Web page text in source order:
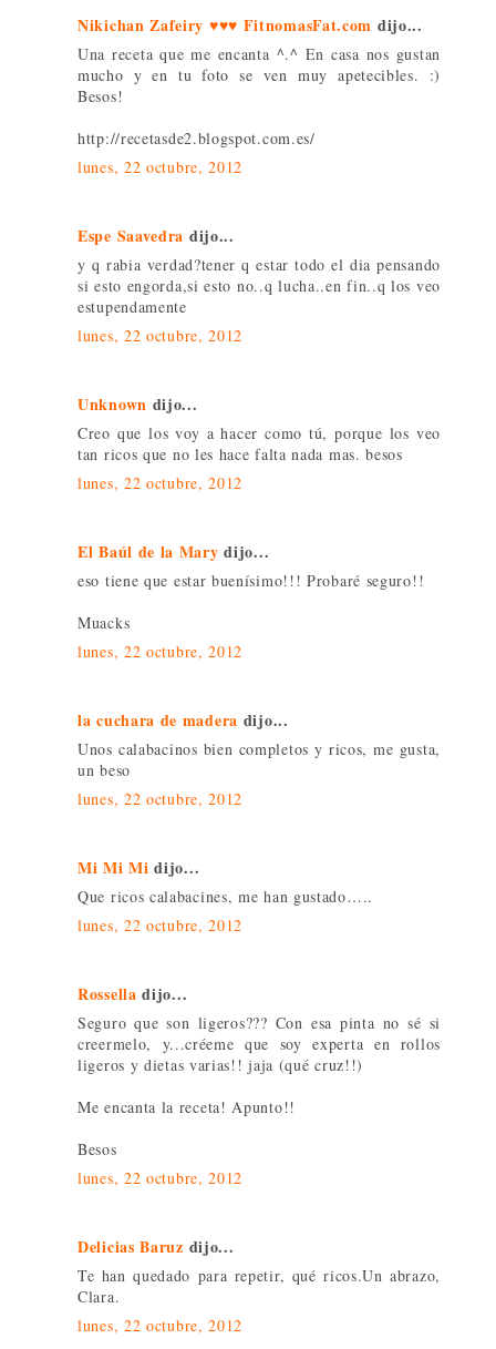
Nikichan Zafeiry ♥♥♥ FitnomasFat.com dijo...
Una receta que me encanta ^.^ En casa nos gustan
mucho y en tu foto se ven muy apetecibles. :)
Besos!
http://recetasde2.blogspot.com.es/
lunes, 22 octubre, 2012
Espe Saavedra dijo...
y q rabia verdad?tener q estar todo el dia pensando
si esto engorda,si esto no..q lucha..en fin..q los veo
estupendamente
lunes, 22 octubre, 2012
Unknown dijo...
Creo que los voy a hacer como tú, porque los veo
tan ricos que no les hace falta nada mas. besos
lunes, 22 octubre, 2012
El Baúl de la Mary dijo...
eso tiene que estar buenísimo!!! Probaré seguro!!
Muacks
lunes, 22 octubre, 2012
la cuchara de madera dijo...
Unos calabacinos bien completos y ricos, me gusta,
un beso
lunes, 22 octubre, 2012
Mi Mi Mi dijo...
Que ricos calabacines, me han gustado…..
lunes, 22 octubre, 2012
Rossella dijo...
Seguro que son ligeros??? Con esa pinta no sé si
creermelo, y...créeme que soy experta en rollos
ligeros y dietas varias!! jaja (qué cruz!!)
Me encanta la receta! Apunto!!
Besos
lunes, 22 octubre, 2012
Delicias Baruz dijo...
Te han quedado para repetir, qué ricos.Un abrazo,
Clara.
lunes, 22 octubre, 2012